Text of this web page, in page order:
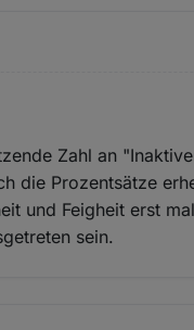
Zahl an
die Prozentsätze
und Feigheit erst
sein.